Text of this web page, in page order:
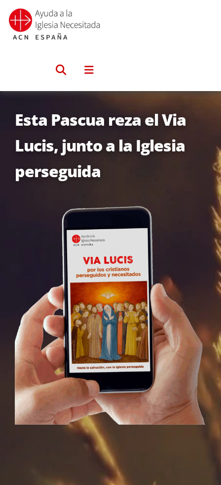
Saltar
contenido
Esta Pascua reza el Via
Lucis, junto a la Iglesia
perseguida